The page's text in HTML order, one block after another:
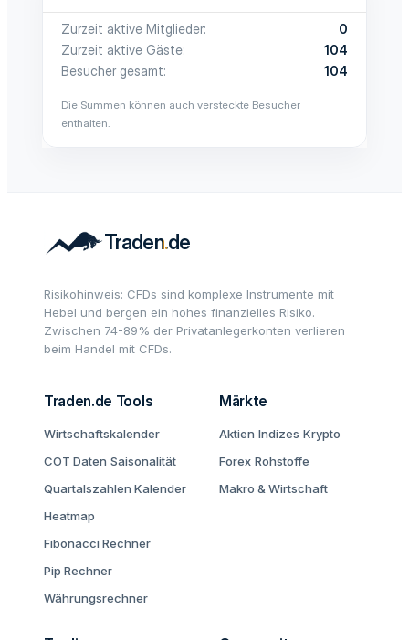
Zurzeit aktive Mitglieder
0
Zurzeit aktive Gäste
104
Besucher gesamt
104
Die Summen können auch versteckte Besucher
enthalten.
Risikohinweis: CFDs sind komplexe Instrumente mit
Hebel und bergen ein hohes finanzielles Risiko.
Zwischen 74-89% der Privatanlegerkonten verlieren
beim Handel mit CFDs.
Traden.de Tools
Wirtschaftskalender
COT Daten Saisonalität
Quartalszahlen Kalender
Heatmap
Fibonacci Rechner
Pip Rechner
Währungsrechner
Märkte
Aktien Indizes Krypto
Forex Rohstoffe
Makro & Wirtschaft